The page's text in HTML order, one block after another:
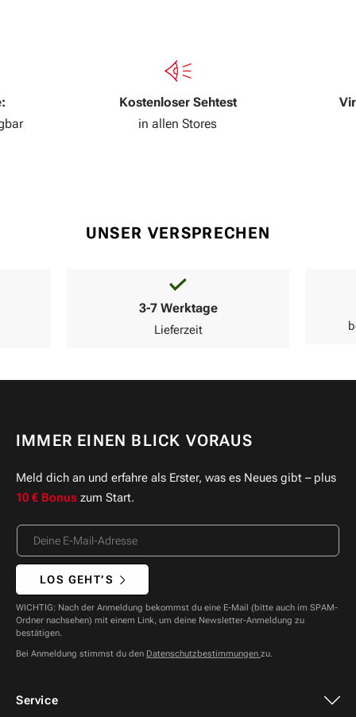
Kostenloser Sehtest
in allen Stores
UNSER VERSPRECHEN
3-7 Werktage
Lieferzeit
Service
IMMER EINEN BLICK VORAUS
Meld dich an und erfahre als Erster, was es Neues gibt – plus
10 € Bonus zum Start.
LOS GEHT’S
WICHTIG: Nach der Anmeldung bekommst du eine E-Mail (bitte auch im SPAM-
Ordner nachsehen) mit einem Link, um deine Newsletter-Anmeldung zu
bestätigen.
Bei Anmeldung stimmst du den Datenschutzbestimmungen zu.